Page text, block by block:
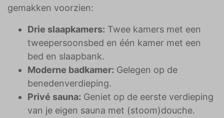
gemakken voorzien:
Drie slaapkamers: Twee kamers met een
tweepersoonsbed en één kamer met een
bed en slaapbank.
Moderne badkamer: Gelegen op de
benedenverdieping.
Privé sauna: Geniet op de eerste verdieping
van je eigen sauna met (stoom)douche.